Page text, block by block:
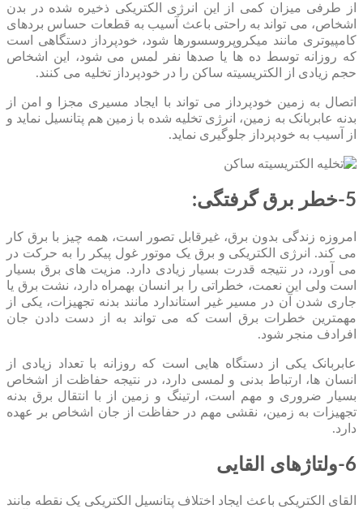
از طرفی میزان کمی از این انرژی الکتریکی ذخیره شده در بدن
اشخاص، می تواند به راحتی باعث آسیب به قطعات حساس بردهای
کامپیوتری مانند میکروپروسسورها شود، خودپرداز دستگاهی است
که روزانه توسط ده ها یا صدها نفر لمس می شود، این اشخاص
حجم زیادی از الکتریسیته ساکن را در خودپرداز تخلیه می کنند.
اتصال به زمین خودپرداز می تواند با ایجاد مسیری مجزا و امن از
بدنه عابربانک به زمین، انرژی تخلیه شده با زمین هم پتانسیل نماید و
از آسیب به خودپرداز جلوگیری نماید.
5-خطر برق گرفتگی:
امروزه زندگی بدون برق، غیرقابل تصور است، همه چیز با برق کار
می کند. انرژی الکتریکی و برق یک موتور غول پیکر را به حرکت در
می آورد، در نتیجه قدرت بسیار زیادی دارد. مزیت های برق بسیار
است ولی این نعمت، خطراتی را بر انسان بهمراه دارد، نشت برق یا
جاری شدن آن در مسیر غیر استاندارد مانند بدنه تجهیزات، یکی از
مهمترین خطرات برق است که می تواند به از دست دادن جان
افرادف منجر شود.
عابربانک یکی از دستگاه هایی است که روزانه با تعداد زیادی از
انسان ها، ارتباط بدنی و لمسی دارد، در نتیجه حفاظت از اشخاص
بسیار ضروری و مهم است، ارتینگ و زمین از با انتقال برق بدنه
تجهیزات به زمین، نقشی مهم در حفاظت از جان اشخاص بر عهده
دارد.
6-ولتاژهای القایی
القای الکتریکی باعث ایجاد اختلاف پتانسیل الکتریکی یک نقطه مانند